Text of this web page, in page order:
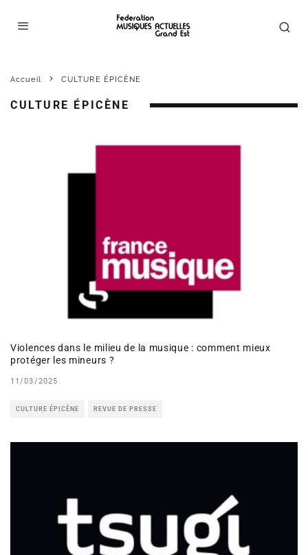
Accueil CULTURE ÉPICÈNE
CULTURE ÉPICÈNE
Violences dans le milieu de la musique : comment mieux
protéger les mineurs ?
11/03/2025
CULTURE ÉPICÈNE REVUE DE PRESSE